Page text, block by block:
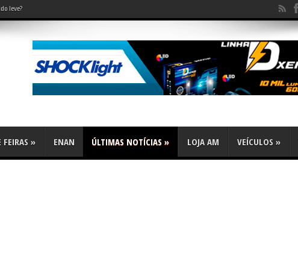
leve?
foram líderes
FEIRAS » ENAN ÚLTIMAS NOTÍCIAS » LOJA AM VEÍCULOS »